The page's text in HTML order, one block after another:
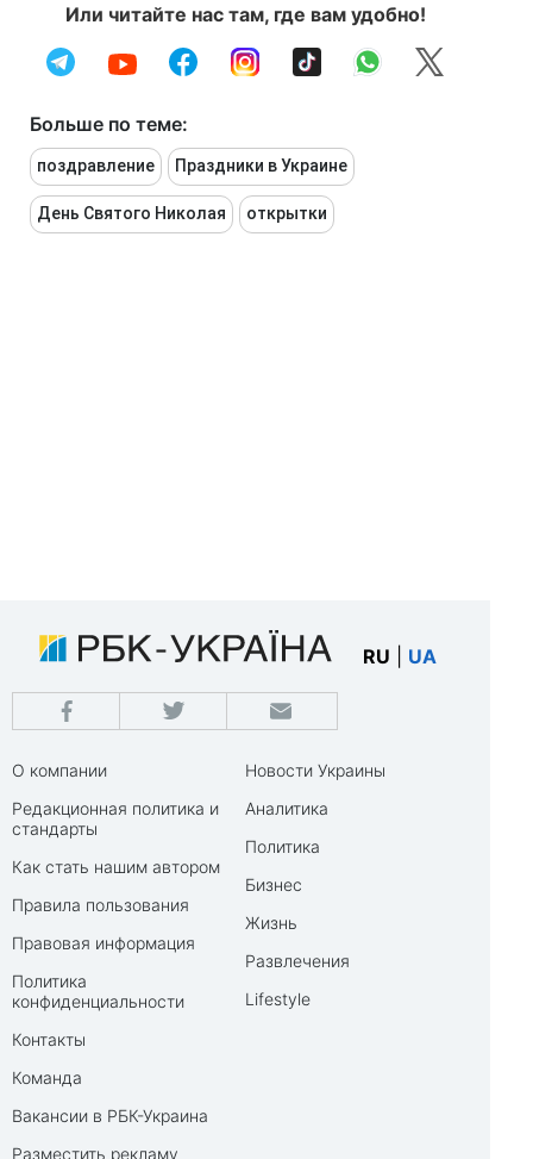
Или читайте нас там, где вам удобно!
Больше по теме:
поздравление Праздники в Украине
День Святого Николая открытки
RU UA
О компании
Редакционная политика и
стандарты
Как стать нашим автором
Правила пользования
Правовая информация
Политика
конфиденциальности
Контакты
Команда
Вакансии в РБК-Украина
Разместить рекламу
Новости Украины
Аналитика
Политика
Бизнес
Жизнь
Развлечения
Lifestyle